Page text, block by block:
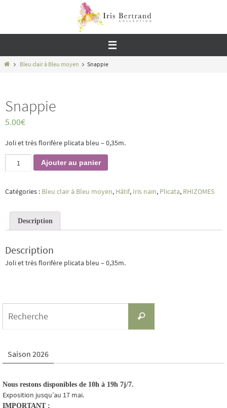
contenu
HomeBleu clair à Bleu moyen Snappie
Snappie
5.00€
Joli et très florifère plicata bleu – 0,35m.
quantité
de
Ajouter au panier
Catégories : Bleu clair à Bleu moyen, Hâtif, Iris nain, Plicata, RHIZOMES
Description
Description
Joli et très florifère plicata bleu – 0,35m.
Recherche
Saison 2026
Nous restons disponibles de 10h à 19h 7j/7.
Exposition jusqu’au 17 mai.
IMPORTANT :